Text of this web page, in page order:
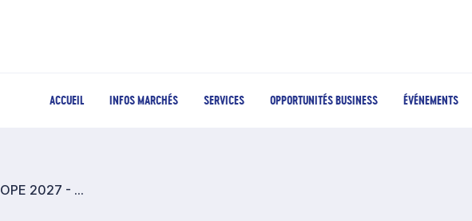
ACCUEIL INFOS MARCHÉS SERVICES OPPORTUNITÉS BUSINESS ÉVÉNEMENTS
ENLIT EUROPE 2027 - Pavillon France Transition Energétique - Paris